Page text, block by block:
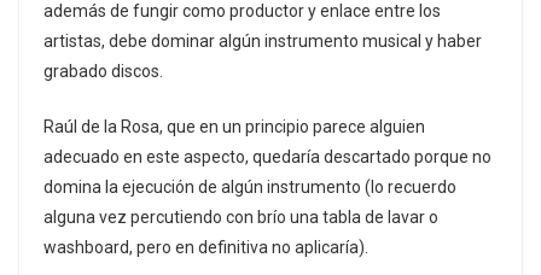
además de fungir como productor y enlace entre los
artistas, debe dominar algún instrumento musical y haber
grabado discos.
Raúl de la Rosa, que en un principio parece alguien
adecuado en este aspecto, quedaría descartado porque no
domina la ejecución de algún instrumento (lo recuerdo
alguna vez percutiendo con brío una tabla de lavar o
washboard, pero en definitiva no aplicaría).